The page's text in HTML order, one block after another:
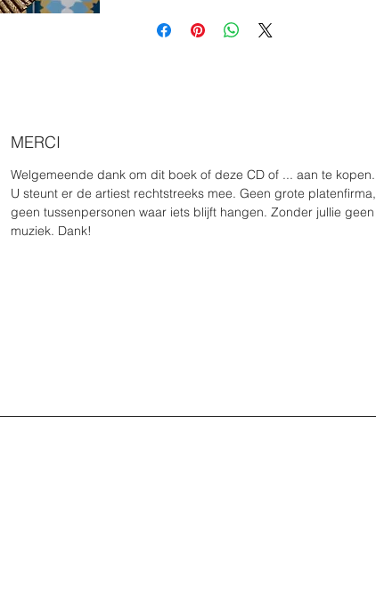
MERCI
Welgemeende dank om dit boek of deze CD of ... aan te kopen.
U steunt er de artiest rechtstreeks mee. Geen grote platenfirma,
geen tussenpersonen waar iets blijft hangen. Zonder jullie geen
muziek. Dank!